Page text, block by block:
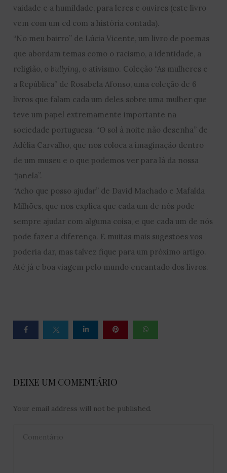
vaidade e a humildade, para leres e ouvires (este livro
vem com um cd com a história contada).
“No meu bairro” de Lúcia Vicente, um livro de poemas
que abordam temas como o racismo, a identidade, a
religião, o bullying, o ativismo. Coleção “As mulheres e
a República” de Rosabela Afonso, uma coleção de 6
livros que falam cada um deles sobre uma mulher que
teve um papel extremamente importante na
sociedade portuguesa. “O sol à noite não desenha” de
Adélia Carvalho, que nos coloca a imaginação dentro
de um museu e o que podemos ver para lá da nossa
“janela”.
“Acho que posso ajudar” de David Machado e Mafalda
Milhões, que nos explica que cada um de nós pode
sempre ajudar com alguma coisa, e que cada um de nós
pode fazer a diferença. E muitas mais sugestões vos
poderia dar, mas talvez fique para um próximo artigo.
Até já e boa viagem pelo mundo encantado dos livros.
DEIXE UM COMENTÁRIO
Your email address will not be published.